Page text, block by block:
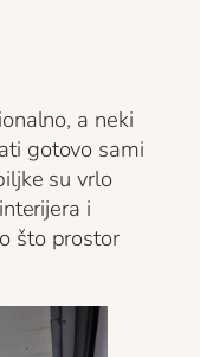
a neki
gotovo sami
su vrlo
i
što prostor